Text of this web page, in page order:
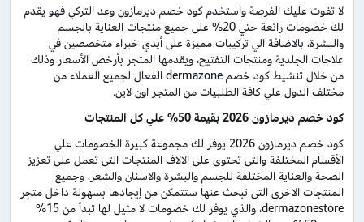
لا تفوت عليك الفرصة واستخدم كود خصم ديرمازون وعد التركي فهو يقدم
لك خصومات رائعة حتي 20% على جميع منتجات العناية بالجسم
والبشرة، بالاضافة الي تركيبات مميزة على أيدي خبراء متخصصين في
علاجات الجلدية ومنتجات التفتيح، ويقدمها المتجر بأرخص الأسعار وذلك
من خلال تنشيط كود خصم dermazone الفعال لجميع العملاء من
مختلف الدول علي كافة الطلبيات من المتجر اون لاين.
كود خصم ديرمازون 2026 بقيمة 50% علي كل المنتجات
كود خصم ديرمازون 2026 يوفر لك مجموعة كبيرة الخصومات علي
الأقسام المختلفة والتى تحتوى على الالاف المنتجات التى تعمل على تعزيز
الصحة والعناية المختلفة للجسم والبشرة والاسنان والشعر، وجميع
المنتجات الاخرى التى تبحث عنها ستتمكن من إيجادها بسهولة داخل متجر
dermazonestore، والذي يوفر لك خصومات لا مثيل لها تبدأ من 15%